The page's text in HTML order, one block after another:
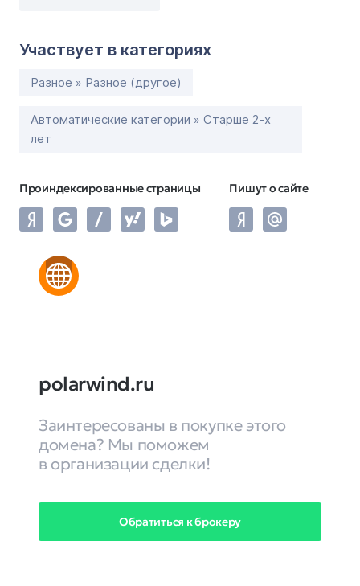
Участвует в категориях
Разное » Разное (другое)
Автоматические категории » Старше 2-х
лет
Проиндексированные страницы Пишут о сайте
polarwind.ru
Заинтересованы в покупке этого
домена? Мы поможем
в организации сделки!
Обратиться к брокеру